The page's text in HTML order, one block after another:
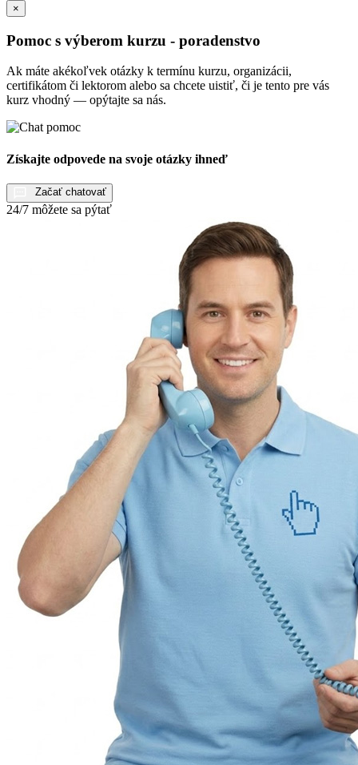
×
Pomoc s výberom kurzu - poradenstvo
Ak máte akékoľvek otázky k termínu kurzu, organizácii,
certifikátom či lektorom alebo sa chcete uistiť, či je tento pre vás
kurz vhodný — opýtajte sa nás.
Získajte odpovede na svoje otázky ihneď
Začať chatovať
24/7 môžete sa pýtať